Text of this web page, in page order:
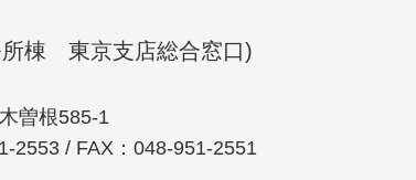
所棟 東京支店総合窓口)
曽根585-1
2553 / FAX：048-951-2551